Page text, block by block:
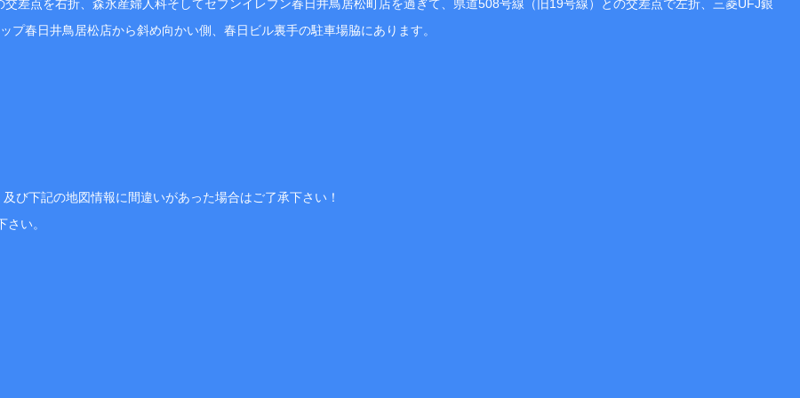
差点を右折、森永産婦人科そしてセブンイレブン春日井鳥居松町店を過ぎて、県道508号線（旧19号線）との交差点で左折、三菱UFJ銀
春日井鳥居松店から斜め向かい側、春日ビル裏手の駐車場脇にあります。
び下記の地図情報に間違いがあった場合はご了承下さい！
い。